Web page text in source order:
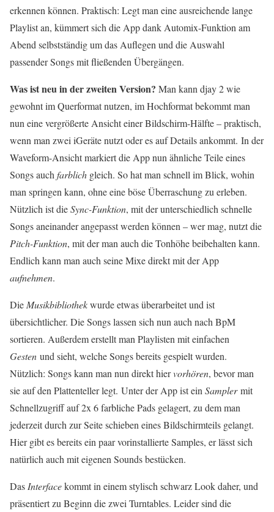
erkennen können. Praktisch: Legt man eine ausreichende lange
Playlist an, kümmert sich die App dank Automix-Funktion am
Abend selbstständig um das Auflegen und die Auswahl
passender Songs mit fließenden Übergängen.
Was ist neu in der zweiten Version? Man kann djay 2 wie
gewohnt im Querformat nutzen, im Hochformat bekommt man
nun eine vergrößerte Ansicht einer Bildschirm-Hälfte – praktisch,
wenn man zwei iGeräte nutzt oder es auf Details ankommt. In der
Waveform-Ansicht markiert die App nun ähnliche Teile eines
Songs auch farblich gleich. So hat man schnell im Blick, wohin
man springen kann, ohne eine böse Überraschung zu erleben.
Nützlich ist dieSync-Funktion, mit der unterschiedlich schnelle
Songs aneinander angepasst werden können – wer mag, nutzt die
Pitch-Funktion, mit der man auch die Tonhöhe beibehalten kann.
Endlich kann man auch seine Mixe direkt mit der App
aufnehmen.
Die Musikbibliothekwurde etwas überarbeitet und ist
übersichtlicher. Die Songs lassen sich nun auch nach BpM
sortieren. Außerdem erstellt man Playlisten mit einfachen
Gesten und sieht, welche Songs bereits gespielt wurden.
Nützlich: Songs kann man nun direkt hiervorhören, bevor man
sie auf den Plattenteller legt. Unter der App ist ein Samplermit
Schnellzugriff auf 2x 6 farbliche Pads gelagert, zu dem man
jederzeit durch zur Seite schieben eines Bildschirmteils gelangt.
Hier gibt es bereits ein paar vorinstallierte Samples, er lässt sich
natürlich auch mit eigenen Sounds bestücken.
Das Interfacekommt in einem stylisch schwarz Look daher, und
präsentiert zu Beginn die zwei Turntables. Leider sind die